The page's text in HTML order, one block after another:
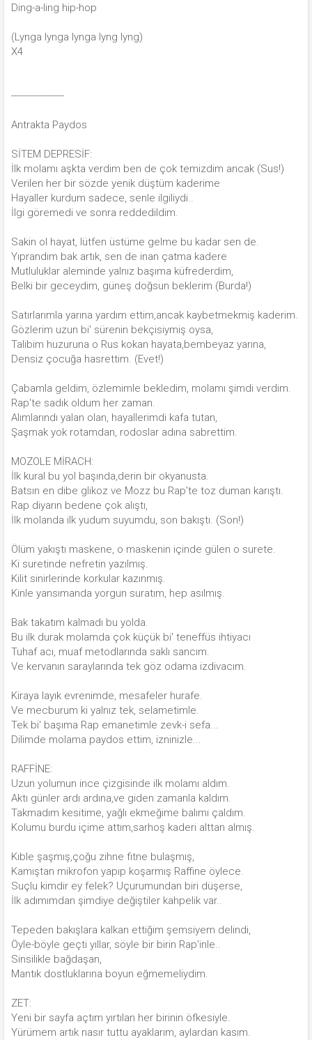
Ding-a-ling hip-hop
(Lynga lynga lynga lyng lyng)
X4
-------------------
Antrakta Paydos
SİTEM DEPRESİF:
İlk molamı aşkta verdim ben de çok temizdim ancak (Sus!)
Verilen her bir sözde yenik düştüm kaderime
Hayaller kurdum sadece, senle ilgiliydi..
İlgi göremedi ve sonra reddedildim.
Sakin ol hayat, lütfen üstüme gelme bu kadar sen de.
Yıprandım bak artık, sen de inan çatma kadere
Mutluluklar aleminde yalnız başıma küfrederdim,
Belki bir geceydim, güneş doğsun beklerim (Burda!)
Satırlarımla yarına yardım ettim,ancak kaybetmekmiş kaderim.
Gözlerim uzun bi' sürenin bekçisiymiş oysa,
Talibim huzuruna o Rus kokan hayata,bembeyaz yarına,
Densiz çocuğa hasrettim. (Evet!)
Çabamla geldim, özlemimle bekledim, molamı şimdi verdim.
Rap'te sadık oldum her zaman.
Alımlarındı yalan olan, hayallerimdi kafa tutan,
Şaşmak yok rotamdan, rodoslar adına sabrettim.
MOZOLE MİRACH:
İlk kural bu yol başında,derin bir okyanusta.
Batsın en dibe glikoz ve Mozz bu Rap'te toz duman karıştı.
Rap diyarın bedene çok alıştı,
İlk molanda ilk yudum suyumdu, son bakıştı. (Son!)
Ölüm yakıştı maskene, o maskenin içinde gülen o surete.
Ki suretinde nefretin yazılmış.
Kilit sinirlerinde korkular kazınmış.
Kinle yansımanda yorgun suratım, hep asılmış.
Bak takatım kalmadı bu yolda.
Bu ilk durak molamda çok küçük bi' teneffüs ihtiyacı
Tuhaf acı, muaf metodlarında saklı sancım.
Ve kervanın saraylarında tek göz odama izdivacım.
Kiraya layık evrenimde, mesafeler hurafe.
Ve mecburum ki yalnız tek, selametimle.
Tek bi' başıma Rap emanetimle zevk-i sefa...
Dilimde molama paydos ettim, izninizle...
RAFFİNE:
Uzun yolumun ince çizgisinde ilk molamı aldım.
Aktı günler ardı ardına,ve giden zamanla kaldım.
Takmadım kesitime, yağlı ekmeğime balımı çaldım.
Kolumu burdu içime attım,sarhoş kaderi alttan almış.
Kıble şaşmış,çoğu zihne fitne bulaşmış,
Kamıştan mikrofon yapıp koşarmış Raffine öylece.
Suçlu kimdir ey felek? Uçurumundan biri düşerse,
İlk adımımdan şimdiye değiştiler kahpelik var..
Tepeden bakışlara kalkan ettiğim şemsiyem delindi,
Öyle-böyle geçti yıllar, söyle bir birin Rap'inle..
Sinsilikle bağdaşan,
Mantık dostluklarına boyun eğmemeliydim.
ZET:
Yeni bir sayfa açtım yırtılan her birinin öfkesiyle.
Yürümem artık nasır tuttu ayaklarım, aylardan kasım.